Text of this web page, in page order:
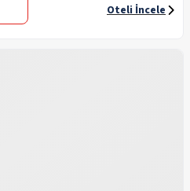
Oteli İncele